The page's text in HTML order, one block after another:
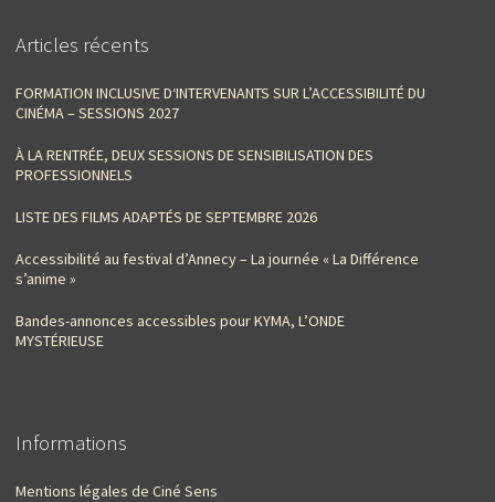
Articles récents
FORMATION INCLUSIVE D‘INTERVENANTS SUR L’ACCESSIBILITÉ DU
CINÉMA – SESSIONS 2027
À LA RENTRÉE, DEUX SESSIONS DE SENSIBILISATION DES
PROFESSIONNELS
LISTE DES FILMS ADAPTÉS DE SEPTEMBRE 2026
Accessibilité au festival d’Annecy – La journée « La Différence
s’anime »
Bandes-annonces accessibles pour KYMA, L’ONDE
MYSTÉRIEUSE
Informations
Mentions légales de Ciné Sens